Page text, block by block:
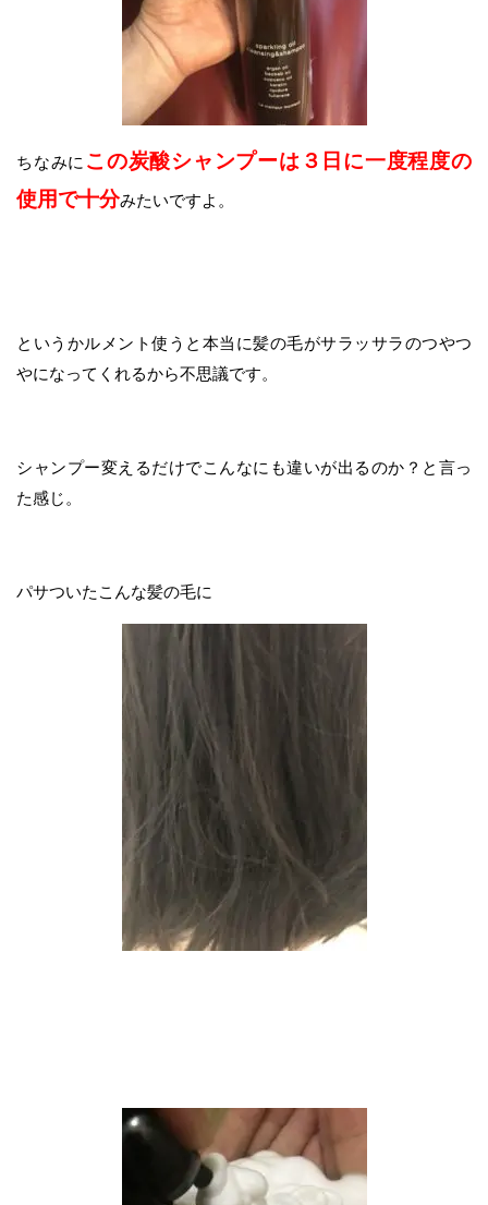
ちなみに この炭酸シャンプーは３日に一度程度の
使用で十分みたいですよ。
というかルメント使うと本当に髪の毛がサラッサラのつやつ
やになってくれるから不思議です。
シャンプー変えるだけでこんなにも違いが出るのか？と言っ
た感じ。
パサついたこんな髪の毛に